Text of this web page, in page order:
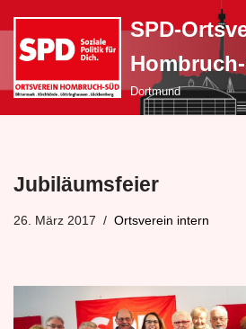
Zum
springen
SPD-
Dortmund
Jubiläumsfeier
26. März 2017 Ortsverein intern